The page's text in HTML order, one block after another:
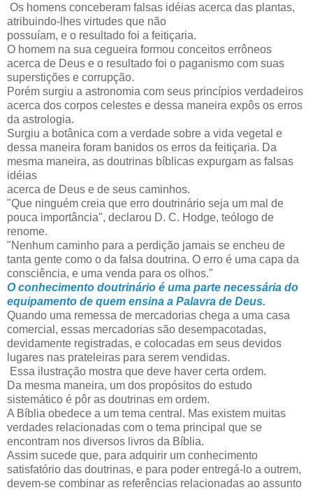
Os homens conceberam falsas idéias acerca das plantas,
atribuindo-lhes virtudes que não
possuíam, e o resultado foi a feitiçaria.
O homem na sua cegueira formou conceitos errôneos
acerca de Deus e o resultado foi o paganismo com suas
superstições e corrupção.
Porém surgiu a astronomia com seus princípios verdadeiros
acerca dos corpos celestes e dessa maneira expôs os erros
da astrologia.
Surgiu a botânica com a verdade sobre a vida vegetal e
dessa maneira foram banidos os erros da feitiçaria. Da
mesma maneira, as doutrinas bíblicas expurgam as falsas
idéias
acerca de Deus e de seus caminhos.
"Que ninguém creia que erro doutrinário seja um mal de
pouca importância", declarou D. C. Hodge, teólogo de
renome.
"Nenhum caminho para a perdição jamais se encheu de
tanta gente como o da falsa doutrina. O erro é uma capa da
consciência, e uma venda para os olhos."
O conhecimento doutrinário é uma parte necessária do
equipamento de quem ensina a Palavra de Deus.
Quando uma remessa de mercadorias chega a uma casa
comercial, essas mercadorias são desempacotadas,
devidamente registradas, e colocadas em seus devidos
lugares nas prateleiras para serem vendidas.
Essa ilustração mostra que deve haver certa ordem.
Da mesma maneira, um dos propósitos do estudo
sistemático é pôr as doutrinas em ordem.
A Bíblia obedece a um tema central. Mas existem muitas
verdades relacionadas com o tema principal que se
encontram nos diversos livros da Bíblia.
Assim sucede que, para adquirir um conhecimento
satisfatório das doutrinas, e para poder entregá-lo a outrem,
devem-se combinar as referências relacionadas ao assunto